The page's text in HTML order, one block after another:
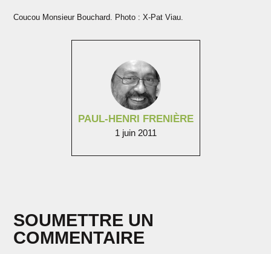
PAUL-HENRI FRENIÈRE
1 juin 2011
Coucou Monsieur Bouchard. Photo : X-Pat Viau.
SOUMETTRE UN
COMMENTAIRE